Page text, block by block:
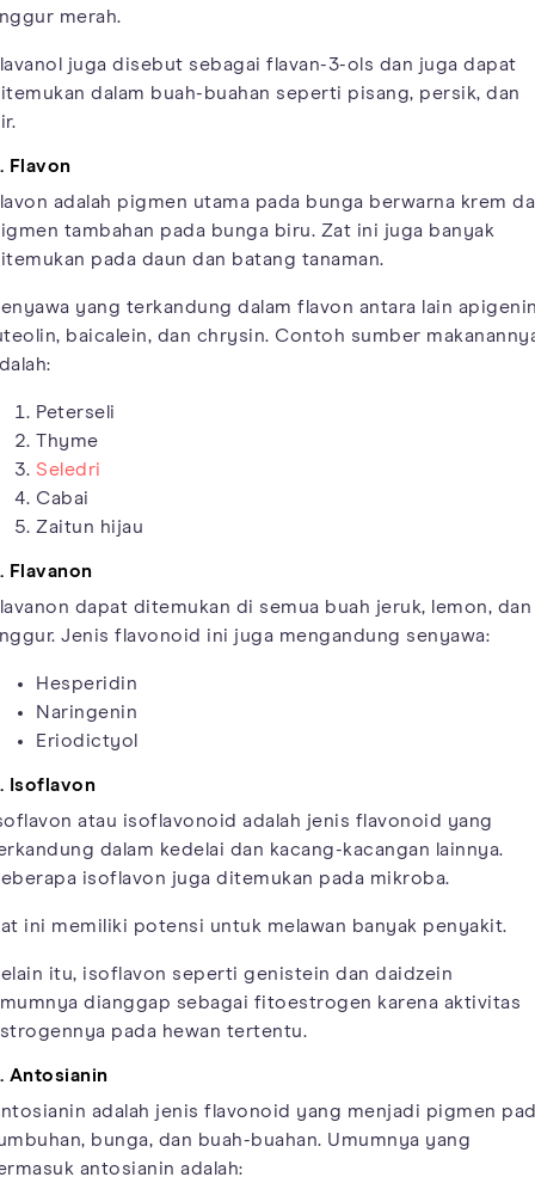
merah.
juga disebut sebagai flavan-3-ols dan juga dapat
dalam buah-buahan seperti pisang, persik, dan
Flavon
adalah pigmen utama pada bunga berwarna krem
tambahan pada bunga biru. Zat ini juga banyak
pada daun dan batang tanaman.
yang terkandung dalam flavon antara lain
baicalein, dan chrysin. Contoh sumber
Peterseli
Thyme
Seledri
Cabai
Zaitun hijau
Flavanon
dapat ditemukan di semua buah jeruk, lemon, dan
Jenis flavonoid ini juga mengandung senyawa:
Hesperidin
Naringenin
Eriodictyol
Isoflavon
atau isoflavonoid adalah jenis flavonoid yang
dalam kedelai dan kacang-kacangan lainnya.
isoflavon juga ditemukan pada mikroba.
ini memiliki potensi untuk melawan banyak penyakit.
itu, isoflavon seperti genistein dan daidzein
dianggap sebagai fitoestrogen karena aktivitas
pada hewan tertentu.
Antosianin
adalah jenis flavonoid yang menjadi pigmen
bunga, dan buah-buahan. Umumnya yang
antosianin adalah: